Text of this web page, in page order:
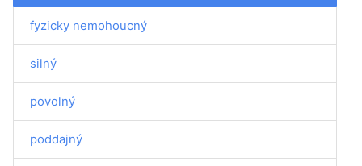
fyzicky nemohoucný
silný
povolný
poddajný